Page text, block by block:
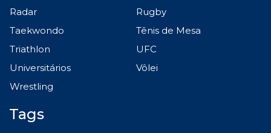
Radar
Rugby
Taekwondo
Tênis de Mesa
Triathlon
UFC
Universitários
Vôlei
Wrestling
Tags